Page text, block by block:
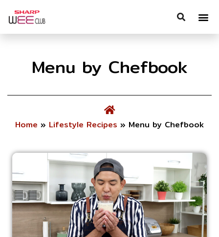
Menu by Chefbook
Home » Lifestyle Recipes » Menu by Chefbook